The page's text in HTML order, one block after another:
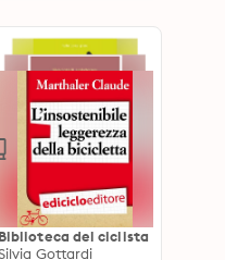
Biblioteca del ciclista
Gottardi